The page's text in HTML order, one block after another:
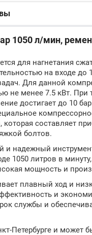
1050 л/мин,
для нагнетания
на входе до
Для данной
не менее 7.5 кВт.
достигает до 10
составляет
болтов.
и надежный
1050 литров в
мощность и
плавный ход и
и
службы и
Петербурге и может